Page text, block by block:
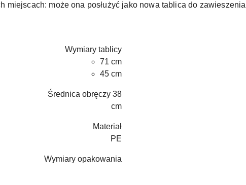
miejscach: może ona posłużyć jako nowa tablica do
Wymiary tablicy
71 cm
45 cm
Średnica obręczy 38
cm
Materiał
PE
Wymiary opakowania